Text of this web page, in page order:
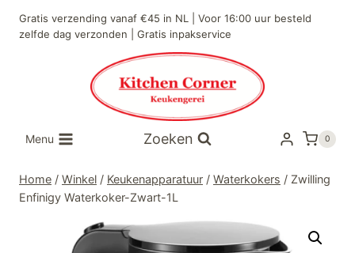
naar
Gratis verzending vanaf €45 in NL | Voor 16:00 uur besteld
zelfde dag verzonden | Gratis inpakservice
Menu Zoeken 0
Home / Winkel / Keukenapparatuur / Waterkokers / Zwilling
Enfinigy Waterkoker-Zwart-1L